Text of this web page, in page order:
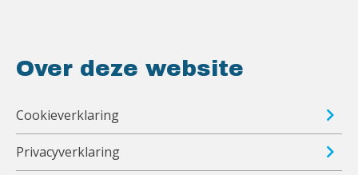
Over deze website
Cookieverklaring
Privacyverklaring